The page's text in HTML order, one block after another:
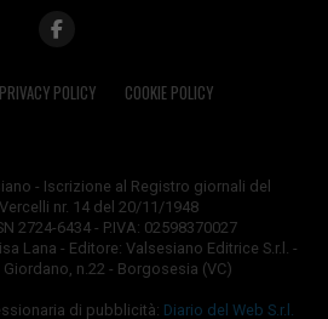
PRIVACY POLICY COOKIE POLICY
- Iscrizione al Registro giornali del
nr. 14 del 20/11/1948
2724-6434 - P.IVA: 02598370027
Lana - Editore: Valsesiano Editrice S.r.l. -
n.22 - Borgosesia (VC)
di pubblicità: Diario del Web S.r.l.